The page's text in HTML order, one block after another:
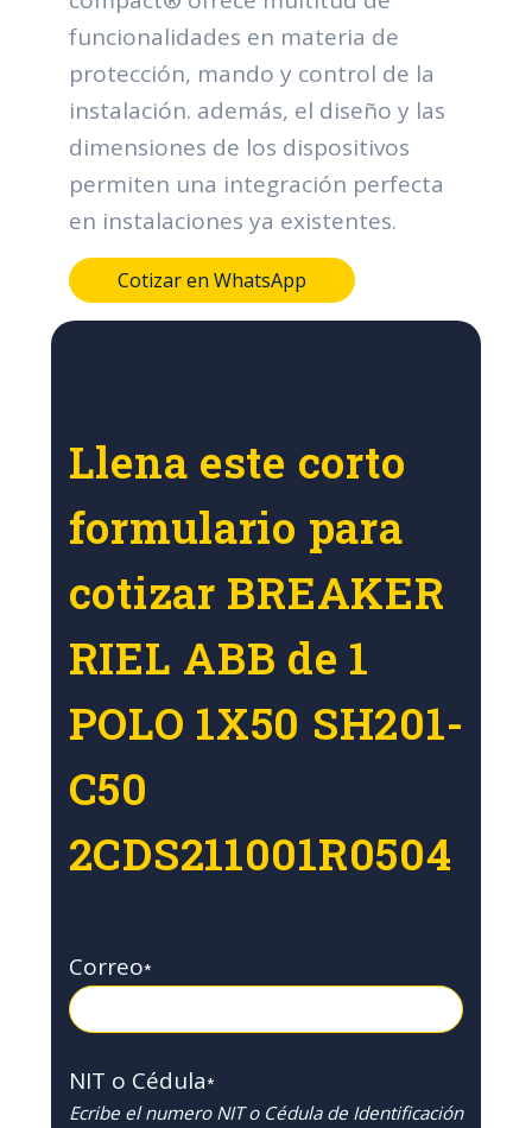
funcionalidades en materia de
protección, mando y control de la
instalación. además, el diseño y las
dimensiones de los dispositivos
permiten una integración perfecta
en instalaciones ya existentes.
Cotizar en WhatsApp
Llena este corto
formulario para
cotizar BREAKER
RIEL ABB de 1
POLO 1X50 SH201-
C50
2CDS211001R0504
Correo*
NIT o Cédula*
Ecribe el numero NIT o Cédula de Identificación